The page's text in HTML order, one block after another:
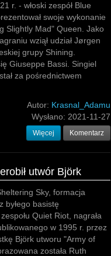
r. - włoski zespół Blue
swoje wykonanie
Slightly Mad" Queen. Jako
wziął udział Jørgen
grupy Shining.
Giuseppe Bassi. Singiel
za pośrednictwem
Autor: Krasnal_Adamu
Wysłano: 2021-11-27
Więcej Komentarz
utwór Björk
Sky, formacja
byłego basistę
Quiet Riot, nagrała
w 1995 r. przez
Björk utworu "Army of
została Ruth